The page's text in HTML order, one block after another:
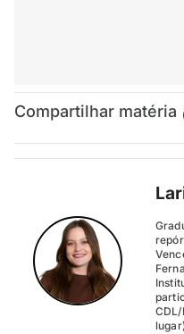
Compartilhar matéria
CDL/